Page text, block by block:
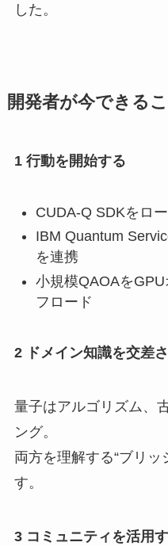
した。
開発者が今できる
1 行動を開始する
CUDA-Q SDKをロ
IBM Quantum
を連携
小規模QAOAを
フロード
2 ドメイン知識を交差
量子はアルゴリズム、
ング。
両方を理解する“ブリッ
す。
3 コミュニティを活用